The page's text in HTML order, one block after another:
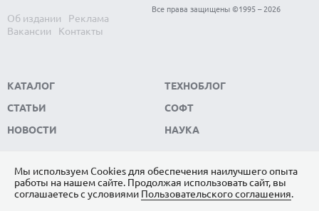
Об издании
Реклама
Вакансии
Контакты
Все права защищены ©1995 – 2026
КАТАЛОГ
СТАТЬИ
НОВОСТИ
ТЕХНОБЛОГ
СОФТ
НАУКА
ПОДПИШИТЕСЬ НА НАС
Мы используем Сookies для обеспечения наилучшего опыта
работы на нашем сайте. Продолжая использовать сайт, вы
соглашаетесь с условиями Пользовательского соглашения.